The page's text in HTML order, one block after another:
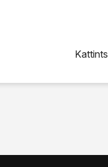
Kattints